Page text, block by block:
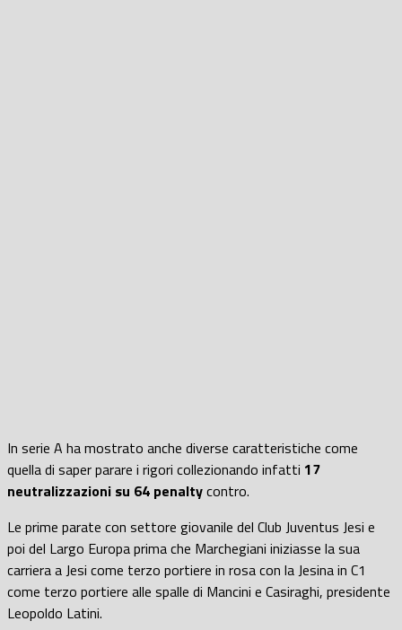
In serie A ha mostrato anche diverse caratteristiche come
quella di saper parare i rigori collezionando infatti 17
neutralizzazioni su 64 penaltycontro.
Le prime parate con settore giovanile del Club Juventus Jesi e
poi del Largo Europa prima che Marchegiani iniziasse la sua
carriera a Jesi come terzo portiere in rosa con la Jesina in C1
come terzo portiere alle spalle di Mancini e Casiraghi, presidente
Leopoldo Latini.